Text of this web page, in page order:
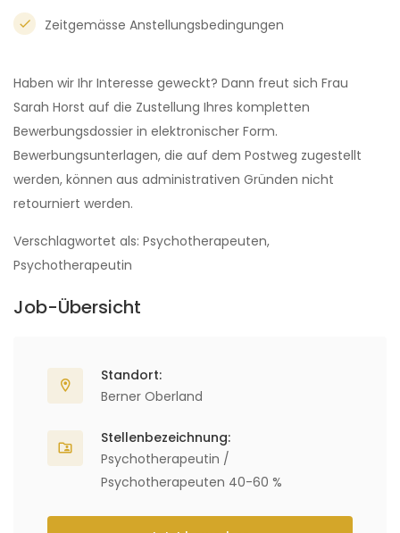
Zeitgemässe Anstellungsbedingungen
Haben wir Ihr Interesse geweckt? Dann freut sich Frau
Sarah Horst auf die Zustellung Ihres kompletten
Bewerbungsdossier in elektronischer Form.
Bewerbungsunterlagen, die auf dem Postweg zugestellt
werden, können aus administrativen Gründen nicht
retourniert werden.
Verschlagwortet als: Psychotherapeuten,
Psychotherapeutin
Job-Übersicht
Standort:
Berner Oberland
Stellenbezeichnung:
Psychotherapeutin /
Psychotherapeuten 40-60 %